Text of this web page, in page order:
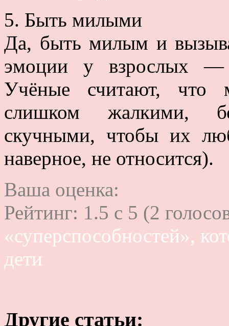
5. Быть милыми
Да, быть милым и
эмоции у взрослых —
Учёные считают, что
слишком жалкими,
скучными, чтобы их
наверное, не относится).
Ваша оценка:
Рейтинг: 1.5 c 5 (2
«суперспособностей»,
дети
Другие статьи: